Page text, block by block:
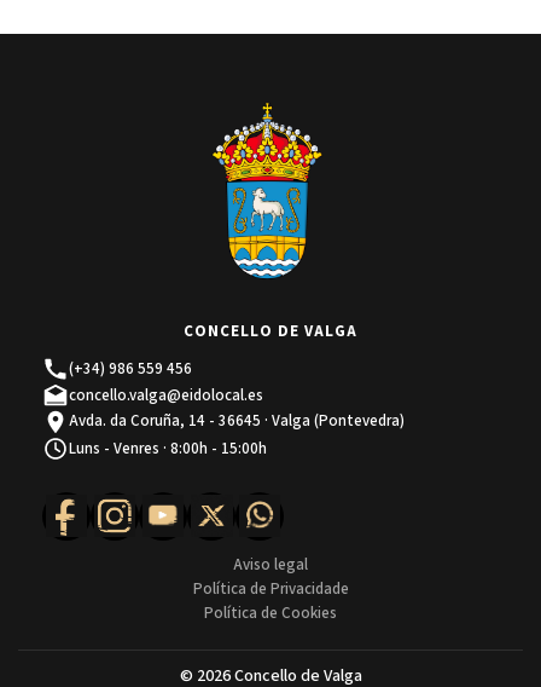
CONCELLO DE VALGA
(+34) 986 559 456
concello.valga@eidolocal.es
Avda. da Coruña, 14 - 36645 · Valga (Pontevedra)
Luns - Venres · 8:00h - 15:00h
Aviso legal
Política de Privacidade
Política de Cookies
© 2026 Concello de Valga